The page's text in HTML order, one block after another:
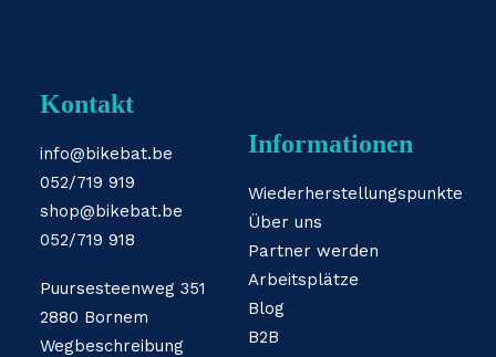
Kontakt
info@bikebat.be
052/719 919
shop@bikebat.be
052/719 918
Puursesteenweg 351
2880 Bornem
Wegbeschreibung
Informationen
Wiederherstellungspunkte
Über uns
Partner werden
Arbeitsplätze
Blog
B2B